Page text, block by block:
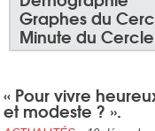
Graphes du
Minute du Cercle
« Pour vivre
et modeste ? ».